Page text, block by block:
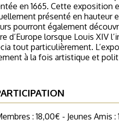
en 1665. Cette exposition
présenté en hauteur
pourront également
d’Europe lorsque Louis XIV
tout particulièrement.
à la fois artistique et
: 18,00€ - Jeunes